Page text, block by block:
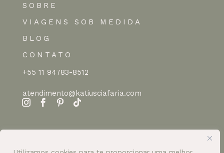
SOBRE
VIAGENS SOB MEDIDA
BLOG
CONTATO
+55 11 94783-8512
atendimento@katiusciafaria.com